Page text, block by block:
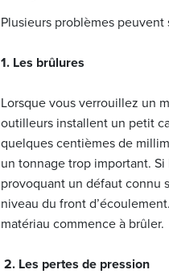
Plusieurs problèmes
1. Les brûlures
Lorsque vous verrouillez un
outilleurs installent un petit
quelques centièmes de
un tonnage trop important.
provoquant un défaut connu
niveau du front
matériau commence à brûler.
2. Les pertes de pression